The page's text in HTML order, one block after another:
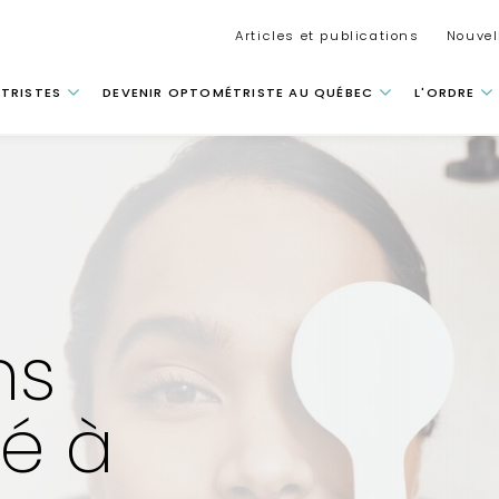
Articles et publications
principale
DEVENIR OPTOMÉTRISTE AU QUÉBEC L'ORDRE
à